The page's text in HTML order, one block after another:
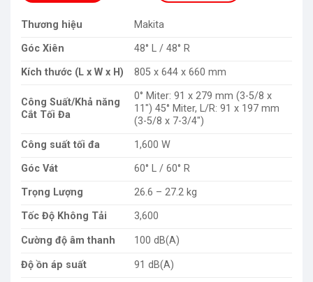
Thương hiệu
Makita
Góc Xiên
48° L / 48° R
Kích thước (L x W x H)
805 x 644 x 660 mm
Công Suất/Khả năng
Cắt Tối Đa
0° Miter: 91 x 279 mm (3-5/8 x
11″) 45° Miter, L/R: 91 x 197 mm
(3-5/8 x 7-3/4″)
Công suất tối đa
1,600 W
Góc Vát
60° L / 60° R
Trọng Lượng
26.6 – 27.2 kg
Tốc Độ Không Tải
3,600
Cường độ âm thanh 100 dB(A)
Độ ồn áp suất 91 dB(A)